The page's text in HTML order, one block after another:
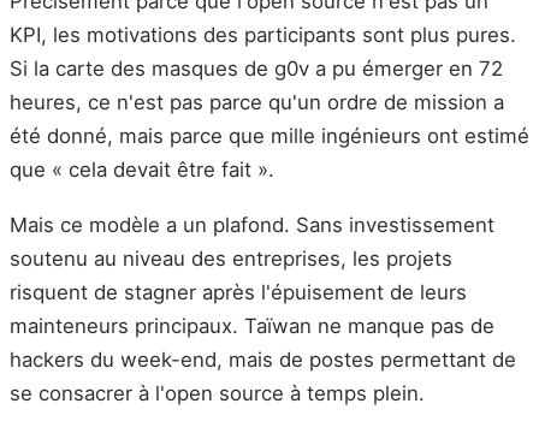
KPI, les motivations des participants sont plus pures.
Si la carte des masques de g0v a pu émerger en 72
heures, ce n'est pas parce qu'un ordre de mission a
été donné, mais parce que mille ingénieurs ont estimé
que « cela devait être fait ».
Mais ce modèle a un plafond. Sans investissement
soutenu au niveau des entreprises, les projets
risquent de stagner après l'épuisement de leurs
mainteneurs principaux. Taïwan ne manque pas de
hackers du week-end, mais de postes permettant de
se consacrer à l'open source à temps plein.